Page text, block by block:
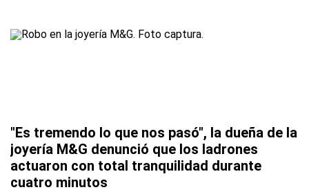
"Es tremendo lo que nos pasó", la dueña de la
joyería M&G denunció que los ladrones
actuaron con total tranquilidad durante
cuatro minutos